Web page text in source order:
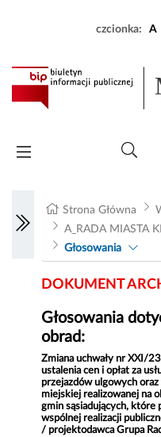
czcionka: A
Strona Główna
A_RADA MIASTA
Głosowania
DOKUMENT
Głosowania
obrad:
Zmiana uchwały nr XXI/
ustalenia cen i opłat za
przejazdów ulgowych
miejskiej realizowanej na
gmin sąsiadujących, które
wspólnej realizacji
/ projektodawca Grupa